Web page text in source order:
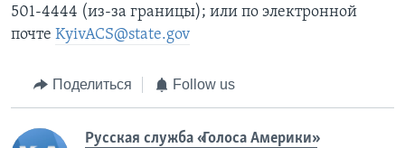
501-4444 (из-за границы); или по электронной
почте KyivACS@state.gov
Поделиться Follow us
Русская служба «Голоса Америки»